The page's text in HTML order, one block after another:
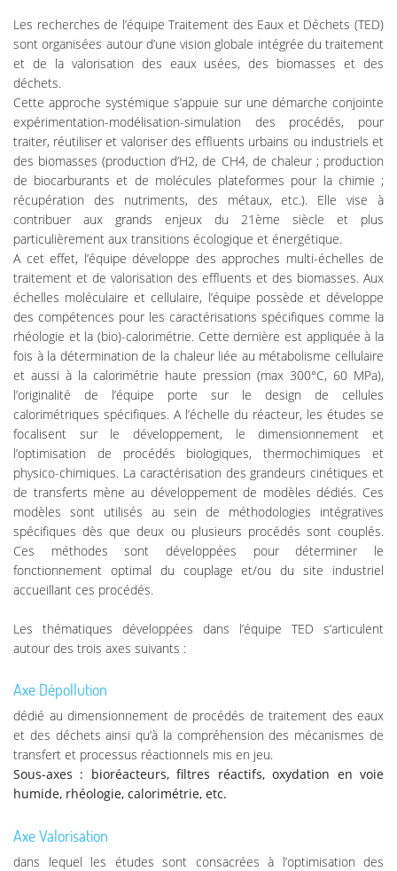
Les recherches de l’équipe Traitement des Eaux et Déchets (TED)
sont organisées autour d’une vision globale intégrée du traitement
et de la valorisation des eaux usées, des biomasses et des
déchets.
Cette approche systémique s’appuie sur une démarche conjointe
expérimentation-modélisation-simulation des procédés, pour
traiter, réutiliser et valoriser des effluents urbains ou industriels et
des biomasses (production d’H2, de CH4, de chaleur ; production
de biocarburants et de molécules plateformes pour la chimie ;
récupération des nutriments, des métaux, etc.). Elle vise à
contribuer aux grands enjeux du 21ème siècle et plus
particulièrement aux transitions écologique et énergétique.
A cet effet, l’équipe développe des approches multi-échelles de
traitement et de valorisation des effluents et des biomasses. Aux
échelles moléculaire et cellulaire, l’équipe possède et développe
des compétences pour les caractérisations spécifiques comme la
rhéologie et la (bio)-calorimétrie. Cette dernière est appliquée à la
fois à la détermination de la chaleur liée au métabolisme cellulaire
et aussi à la calorimétrie haute pression (max 300°C, 60 MPa),
l’originalité de l’équipe porte sur le design de cellules
calorimétriques spécifiques. A l’échelle du réacteur, les études se
focalisent sur le développement, le dimensionnement et
l’optimisation de procédés biologiques, thermochimiques et
physico-chimiques. La caractérisation des grandeurs cinétiques et
de transferts mène au développement de modèles dédiés. Ces
modèles sont utilisés au sein de méthodologies intégratives
spécifiques dès que deux ou plusieurs procédés sont couplés.
Ces méthodes sont développées pour déterminer le
fonctionnement optimal du couplage et/ou du site industriel
accueillant ces procédés.
Les thématiques développées dans l’équipe TED s’articulent
autour des trois axes suivants :
Axe Dépollution
dédié au dimensionnement de procédés de traitement des eaux
et des déchets ainsi qu’à la compréhension des mécanismes de
transfert et processus réactionnels mis en jeu.
Sous-axes : bioréacteurs, filtres réactifs, oxydation en voie
humide, rhéologie, calorimétrie, etc.
Axe Valorisation
dans lequel les études sont consacrées à l’optimisation des